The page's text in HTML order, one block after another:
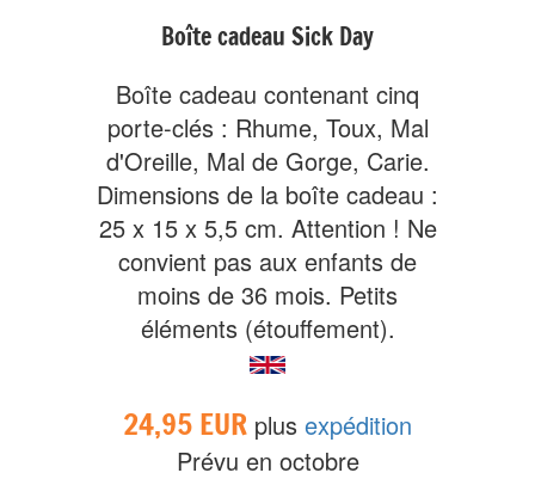
Boîte cadeau Sick Day
Boîte cadeau contenant cinq
porte-clés : Rhume, Toux, Mal
d'Oreille, Mal de Gorge, Carie.
Dimensions de la boîte cadeau :
25 x 15 x 5,5 cm. Attention ! Ne
convient pas aux enfants de
moins de 36 mois. Petits
éléments (étouffement).
24,95 EUR plus expédition
Prévu en octobre